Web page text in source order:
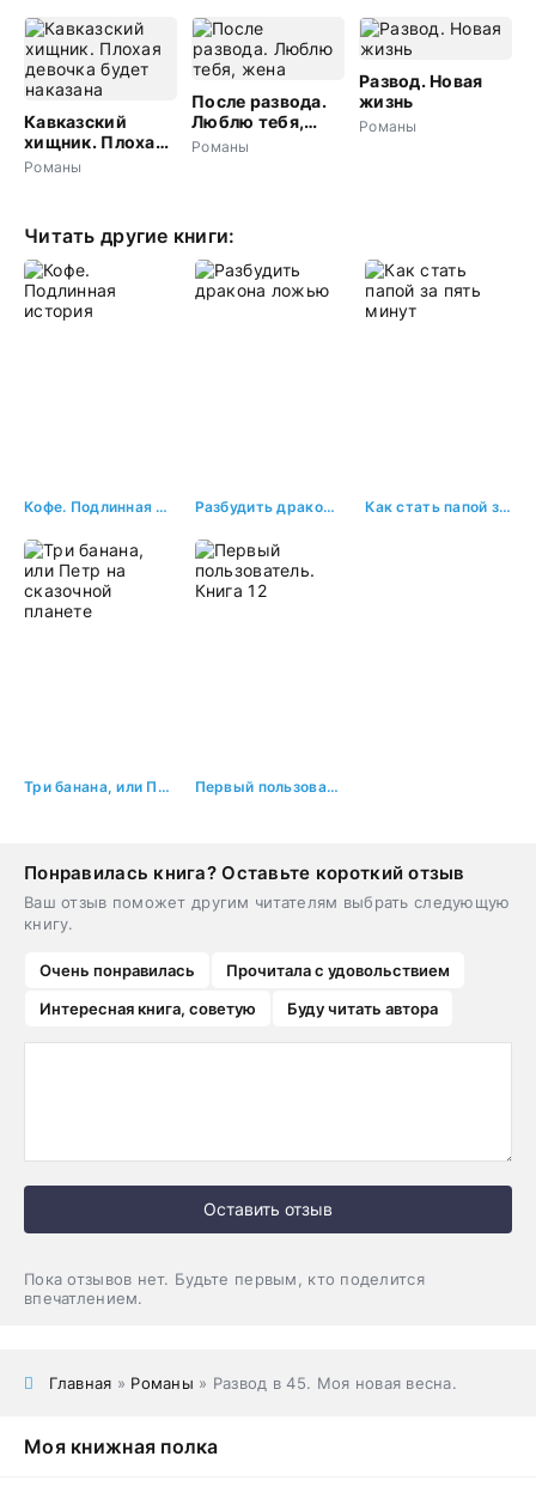
Кавказский
хищник. Плохая
девочка будет
Романы
После развода.
Люблю тебя,
жена
Романы
Развод. Новая
жизнь
Романы
Читать другие книги:
Кофе. Подлинная история Разбудить дракона ложью Как стать папой за пять минут
Три банана, или Петр на сказочной планете Первый пользователь. Книга 12
Понравилась книга? Оставьте короткий отзыв
Ваш отзыв поможет другим читателям выбрать следующую
книгу.
Очень понравилась
Прочитала с удовольствием
Интересная книга, советую
Буду читать автора
Оставить отзыв
Пока отзывов нет. Будьте первым, кто поделится
впечатлением.
Главная » Романы » Развод в 45. Моя новая весна.
Моя книжная полка